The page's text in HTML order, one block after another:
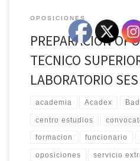
OPOSICIONES
PREPARACIÓN
TECNICO
LABORATORIO SES
academia Acadex
centro estudios
formacion funcionario
oposiciones servicio